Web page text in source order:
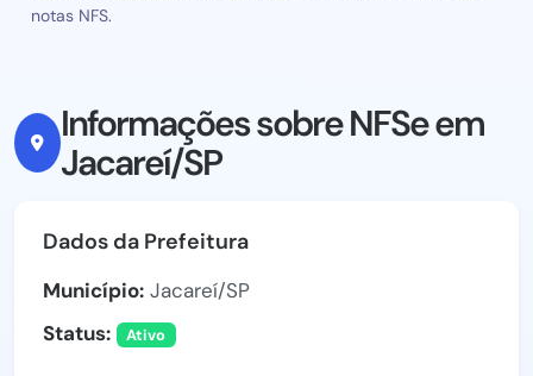
notas NFS.
Informações sobre NFSe em
Jacareí/SP
Dados da Prefeitura
Município: Jacareí/SP
Status:
Ativo